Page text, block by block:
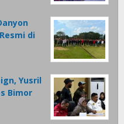
di
Yusril
Bimor